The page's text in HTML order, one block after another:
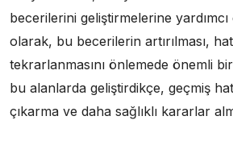
becerilerini geliştirmelerine
olarak, bu becerilerin artırılması,
tekrarlanmasını önlemede önemli bir
bu alanlarda geliştirdikçe, geçmiş
çıkarma ve daha sağlıklı kararlar